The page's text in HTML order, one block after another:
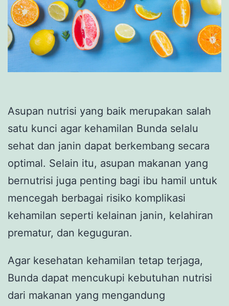
Asupan nutrisi yang baik merupakan salah
satu kunci agar kehamilan Bunda selalu
sehat dan janin dapat berkembang secara
optimal. Selain itu, asupan makanan yang
bernutrisi juga penting bagi ibu hamil untuk
mencegah berbagai risiko komplikasi
kehamilan seperti kelainan janin, kelahiran
prematur, dan keguguran.
Agar kesehatan kehamilan tetap terjaga,
Bunda dapat mencukupi kebutuhan nutrisi
dari makanan yang mengandung